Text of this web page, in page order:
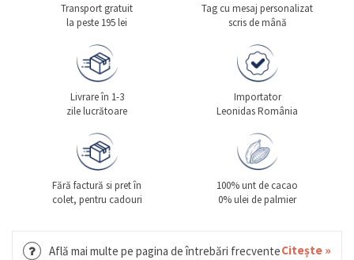
Transport gratuit
la peste 195 lei
Tag cu mesaj personalizat
scris de mână
Livrare în 1-3
zile lucrătoare
Importator
Leonidas România
Fără factură si pret în
colet, pentru cadouri
100% unt de cacao
0% ulei de palmier
Află mai multe pe pagina de întrebări frecventeCitește »